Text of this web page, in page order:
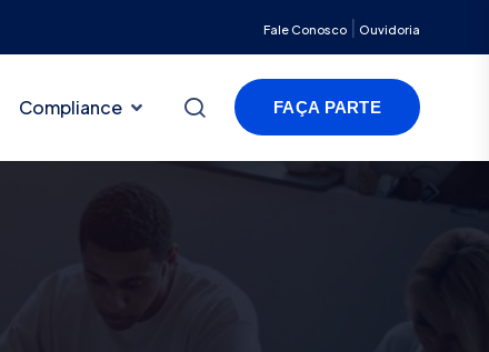
Fale Conosco| Ouvidoria
Compliance FAÇA PARTE